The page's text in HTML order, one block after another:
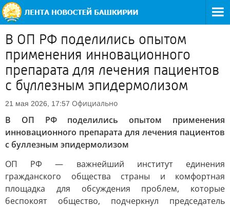
В ОП РФ поделились опытом
применения инновационного
препарата для лечения пациентов
с буллезным эпидермолизом
21 мая 2026, 17:57 Официально
В ОП РФ поделились опытом применения
инновационного препарата для лечения пациентов
с буллезным эпидермолизом
ОП РФ — важнейший институт единения
гражданского общества страны и комфортная
площадка для обсуждения проблем, которые
беспокоят общество, подчеркнул председатель